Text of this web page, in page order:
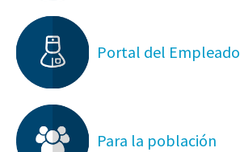
Portal del Empleado
Para la población